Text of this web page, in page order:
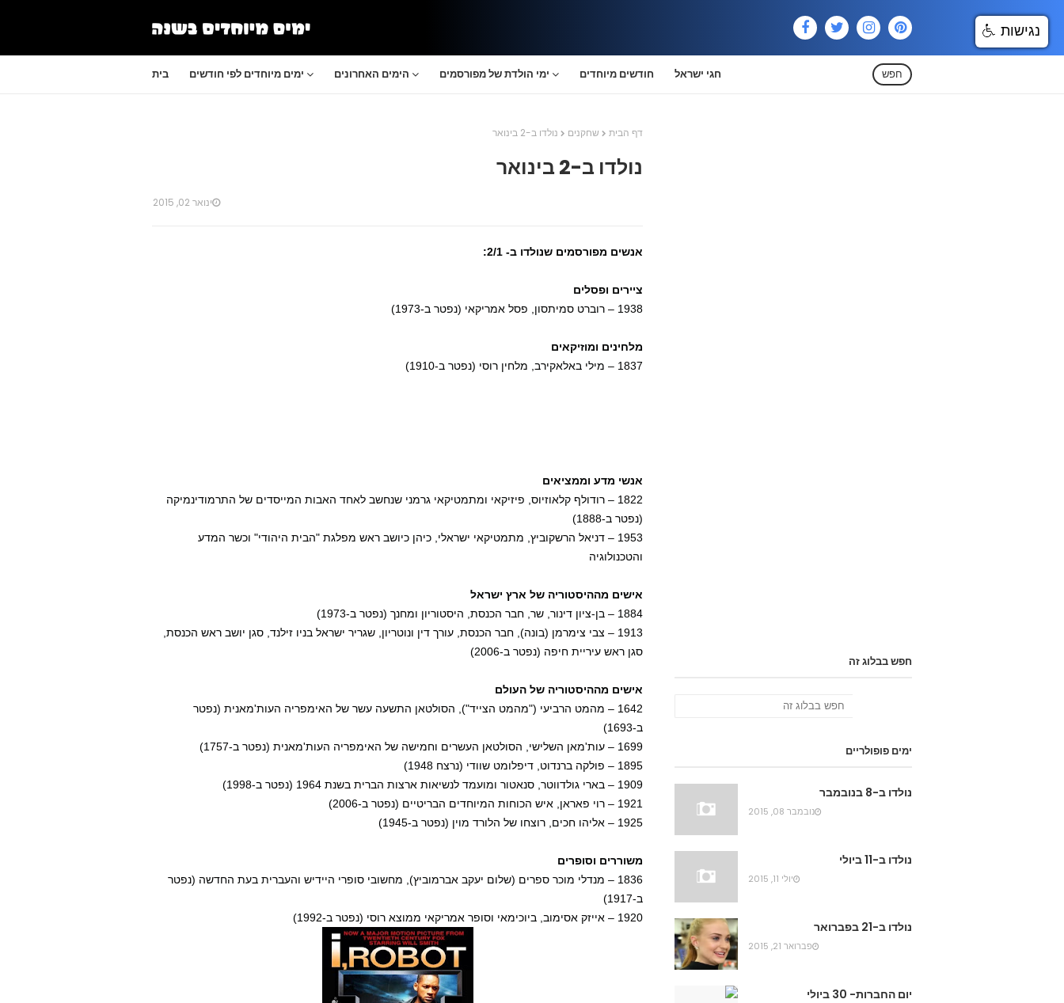
בית ימים מיוחדים לפי חודשים הימים האחרונים ימי הולדת של מפורסמים חודשים מיוחדים חגי ישראל חפש
דף הבית שחקנים נולדו ב-2 בינואר
נולדו ב-2 בינואר
ינואר 02, 2015
אנשים מפורסמים שנולדו ב- 2/1:
ציירים ופסלים
1938 – רוברט סמיתסון, פסל אמריקאי (נפטר ב-1973)
מלחינים ומוזיקאים
1837 – מילי באלאקירב, מלחין רוסי (נפטר ב-1910)
אנשי מדע וממציאים
1822 – רודולף קלאוזיוס, פיזיקאי ומתמטיקאי גרמני שנחשב לאחד האבות המייסדים של התרמודינמיקה
(נפטר ב-1888)
1953 – דניאל הרשקוביץ, מתמטיקאי ישראלי, כיהן כיושב ראש מפלגת "הבית היהודי" וכשר המדע
והטכנולוגיה
אישים מההיסטוריה של ארץ ישראל
1884 – בן-ציון דינור, שר, חבר הכנסת, היסטוריון ומחנך (נפטר ב-1973)
1913 – צבי צימרמן (בונה), חבר הכנסת, עורך דין ונוטריון, שגריר ישראל בניו זילנד, סגן יושב ראש הכנסת,
סגן ראש עיריית חיפה (נפטר ב-2006)
אישים מההיסטוריה של העולם
1642 – מהמט הרביעי ("מהמט הצייד"), הסולטאן התשעה עשר של האימפריה העות'מאנית (נפטר
ב-1693)
1699 – עות'מאן השלישי, הסולטאן העשרים וחמישה של האימפריה העות'מאנית (נפטר ב-1757)
1895 – פולקה ברנדוט, דיפלומט שוודי (נרצח 1948)
1909 – בארי גולדווטר, סנאטור ומועמד לנשיאות ארצות הברית בשנת 1964 (נפטר ב-1998)
1921 – רוי פאראן, איש הכוחות המיוחדים הבריטיים (נפטר ב-2006)
1925 – אליהו חכים, רוצחו של הלורד מוין (נפטר ב-1945)
משוררים וסופרים
1836 – מנדלי מוכר ספרים (שלום יעקב אברמוביץ), מחשובי סופרי היידיש והעברית בעת החדשה (נפטר
ב-1917)
1920 – אייזק אסימוב, ביוכימאי וסופר אמריקאי ממוצא רוסי (נפטר ב-1992)
חפש בבלוג זה
ימים פופולריים
נולדו ב-8 בנובמבר
נובמבר 08, 2015
נולדו ב-11 ביולי
יולי 11, 2015
נולדו ב-21 בפברואר
פברואר 21, 2015
יום החברות- 30 ביולי
נגישות